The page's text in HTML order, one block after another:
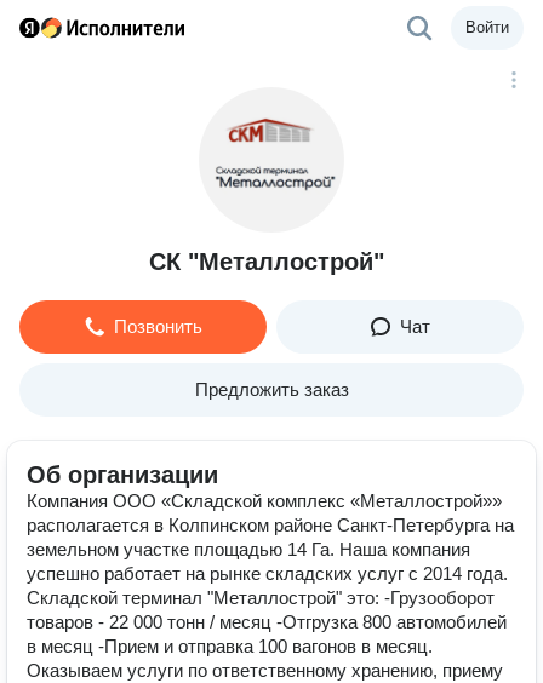
Войти
СК "Металлострой"
Позвонить Чат
Предложить заказ
Об организации
Компания ООО «Складской комплекс «Металлострой»»
располагается в Колпинском районе Санкт-Петербурга на
земельном участке площадью 14 Га. Наша компания
успешно работает на рынке складских услуг с 2014 года.
Складской терминал "Металлострой" это: -Грузооборот
товаров - 22 000 тонн / месяц -Отгрузка 800 автомобилей
в месяц -Прием и отправка 100 вагонов в месяц.
Оказываем услуги по ответственному хранению, приему